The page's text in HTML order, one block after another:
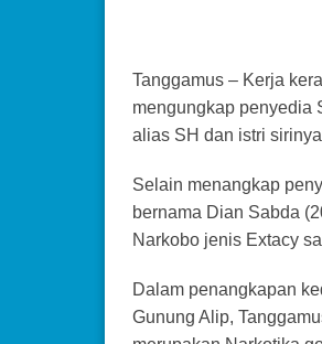
Tanggamus – Kerja
mengungkap penyedia
alias SH dan istri
Selain menangkap
bernama Dian Sabda
Narkobo jenis Extacy
Dalam penangkapan
Gunung Alip,